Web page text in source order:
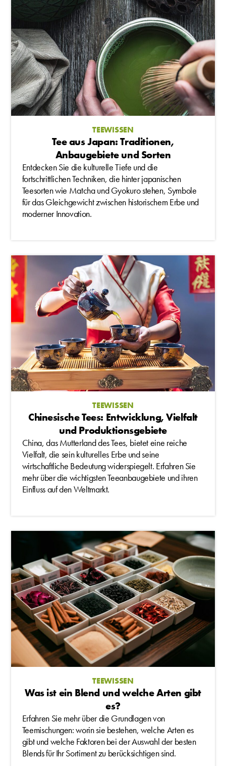
TEEWISSEN
Tee aus Japan: Traditionen,
Anbaugebiete und Sorten
Entdecken Sie die kulturelle Tiefe und die
fortschrittlichen Techniken, die hinter japanischen
Teesorten wie Matcha und Gyokuro stehen, Symbole
für das Gleichgewicht zwischen historischem Erbe und
moderner Innovation.
TEEWISSEN
Chinesische Tees: Entwicklung, Vielfalt
und Produktionsgebiete
China, das Mutterland des Tees, bietet eine reiche
Vielfalt, die sein kulturelles Erbe und seine
wirtschaftliche Bedeutung widerspiegelt. Erfahren Sie
mehr über die wichtigsten Teeanbaugebiete und ihren
Einfluss auf den Weltmarkt.
TEEWISSEN
Was ist ein Blend und welche Arten gibt
es?
Erfahren Sie mehr über die Grundlagen von
Teemischungen: worin sie bestehen, welche Arten es
gibt und welche Faktoren bei der Auswahl der besten
Blends für Ihr Sortiment zu berücksichtigen sind.